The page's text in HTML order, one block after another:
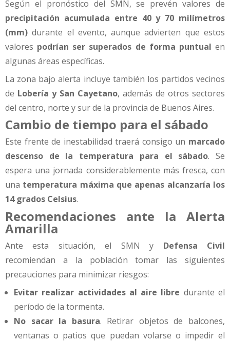
Según el pronóstico del SMN, se prevén valores de
precipitación acumulada entre 40 y 70 milímetros
(mm) durante el evento, aunque advierten que estos
valores podrían ser superados de forma puntual en
algunas áreas específicas.
La zona bajo alerta incluye también los partidos vecinos
de Lobería y San Cayetano, además de otros sectores
del centro, norte y sur de la provincia de Buenos Aires.
Cambio de tiempo para el sábado
Este frente de inestabilidad traerá consigo un marcado
descenso de la temperatura para el sábado. Se
espera una jornada considerablemente más fresca, con
una temperatura máxima que apenas alcanzaría los
14 grados Celsius.
Recomendaciones ante la Alerta
Amarilla
Ante esta situación, el SMN y Defensa Civil
recomiendan a la población tomar las siguientes
precauciones para minimizar riesgos:
Evitar realizar actividades al aire libre durante el
período de la tormenta.
No sacar la basura. Retirar objetos de balcones,
ventanas o patios que puedan volarse o impedir el